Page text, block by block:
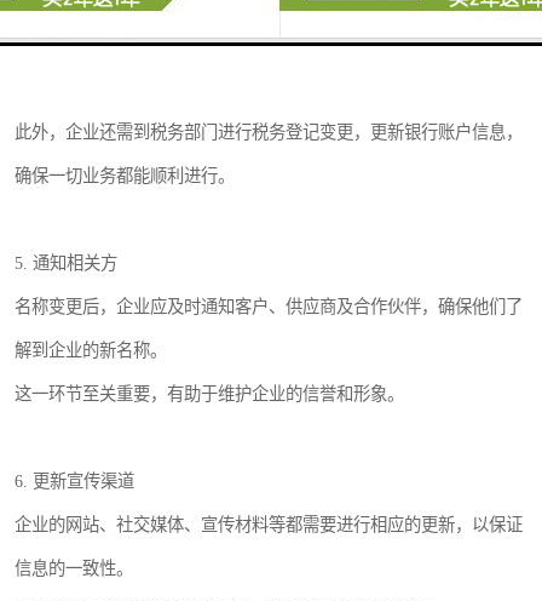
此外，企业还需到税务部门进行税务登记变更，更新银行账户信息，
确保一切业务都能顺利进行。
5. 通知相关方
名称变更后，企业应及时通知客户、供应商及合作伙伴，确保他们了
解到企业的新名称。
这一环节至关重要，有助于维护企业的信誉和形象。
6. 更新宣传渠道
企业的网站、社交媒体、宣传材料等都需要进行相应的更新，以保证
信息的一致性。